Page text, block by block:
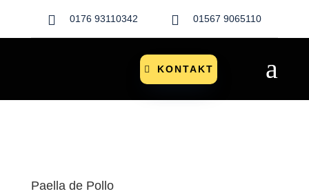
 0176 93110342  01567 9065110
KONTAKT a
Paella de Pollo